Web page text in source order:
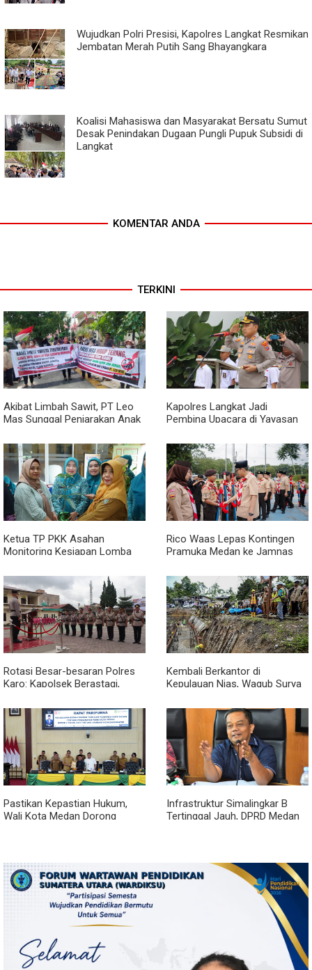
Wujudkan Polri Presisi, Kapolres Langkat Resmikan
Jembatan Merah Putih Sang Bhayangkara
Koalisi Mahasiswa dan Masyarakat Bersatu Sumut
Desak Penindakan Dugaan Pungli Pupuk Subsidi di
Langkat
KOMENTAR ANDA
TERKINI
Akibat Limbah Sawit, PT Leo
Mas Sunggal Penjarakan Anak
Kapolres Langkat Jadi
Pembina Upacara di Yayasan
Rahman, Berikan Motivasi dan
Edukasi Kamtibmas kepada
Pelajar
Ketua TP PKK Asahan
Monitoring Kesiapan Lomba
Persatuan
Rico Waas Lepas Kontingen
Pramuka Medan ke Jamnas
Bangun Jejaring, Bawa Pulang
Pengalaman
Rotasi Besar-besaran Polres
Karo: Kapolsek Berastagi,
Berganti Wajah
Kembali Berkantor di
Kepulauan Nias, Wagub Surya
Pemprov Sumut Berjalan
Sesuai Rencana
Pastikan Kepastian Hukum,
Wali Kota Medan Dorong
Infrastruktur Simalingkar B
Tertinggal Jauh, DPRD Medan